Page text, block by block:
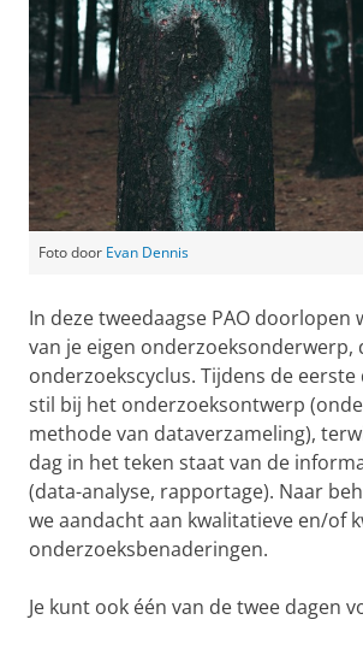
Foto door Evan Dennis
In deze tweedaagse PAO doorlopen
van je eigen onderzoeksonderwerp,
onderzoekscyclus. Tijdens de eerste
stil bij het onderzoeksontwerp
methode van dataverzameling),
dag in het teken staat van de
(data-analyse, rapportage). Naar
we aandacht aan kwalitatieve en/of
onderzoeksbenaderingen.
Je kunt ook één van de twee dagen